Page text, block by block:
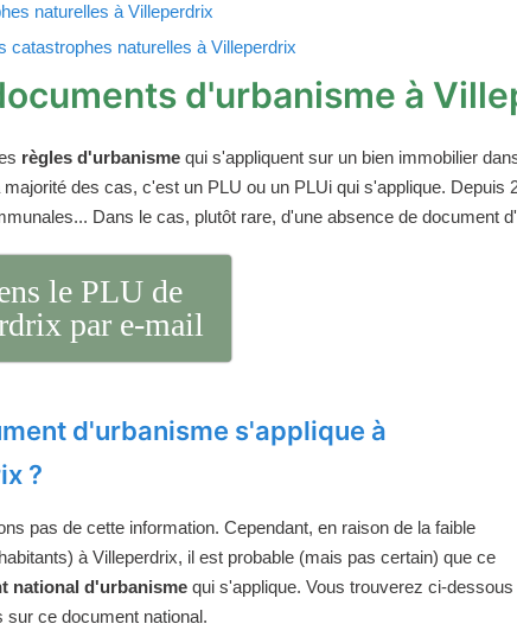
naturelles à Villeperdrix
catastrophes naturelles à Villeperdrix
d'urbanisme à
règles d'urbanisme qui s'appliquent sur un bien immobilier
majorité des cas, c'est un PLU ou un PLUi qui s'applique.
Dans le cas, plutôt rare, d'une absence de document
le PLU de
par e-mail
d'urbanisme s'applique à
?
pas de cette information. Cependant, en raison de la faible
à Villeperdrix, il est probable (mais pas certain) que ce
national d'urbanisme qui s'applique. Vous trouverez ci-dessous
sur ce document national.